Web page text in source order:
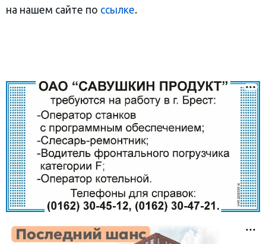
на нашем сайте по ссылке.